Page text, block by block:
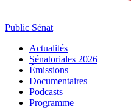
Public Sénat
Actualités
Sénatoriales 2026
Émissions
Documentaires
Podcasts
Programme